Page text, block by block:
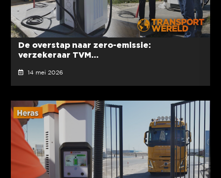
De overstap naar zero-emissie:
verzekeraar TVM...
14 mei 2026